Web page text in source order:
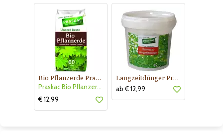
Bio Pflanzerde Praskac
Praskac Bio Pflanzerde
€ 12,99
Langzeitdünger Praskac
ab € 12,99